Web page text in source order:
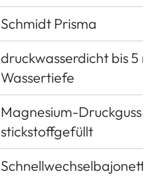
Schmidt Prisma
druckwasserdicht bis 5 m
Wassertiefe
Magnesium-Druckguss,
stickstoffgefüllt
Schnellwechselbajonett